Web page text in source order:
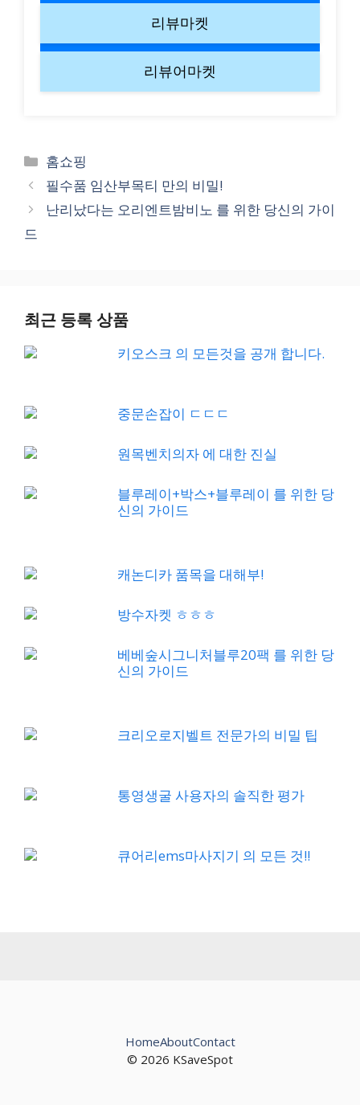
리뷰마켓
리뷰어마켓
Categories
홈쇼핑
필수품 임산부목티 만의 비밀!
난리났다는 오리엔트밤비노 를 위한 당신의 가이
드
최근 등록 상품
키오스크 의 모든것을 공개 합니다.
중문손잡이 ㄷㄷㄷ
원목벤치의자 에 대한 진실
블루레이+박스+블루레이 를 위한 당
신의 가이드
캐논디카 품목을 대해부!
방수자켓 ㅎㅎㅎ
베베숲시그니처블루20팩 를 위한 당
신의 가이드
크리오로지벨트 전문가의 비밀 팁
통영생굴 사용자의 솔직한 평가
큐어리ems마사지기 의 모든 것!!
© 2026 KSaveSpot
HomeAboutContact